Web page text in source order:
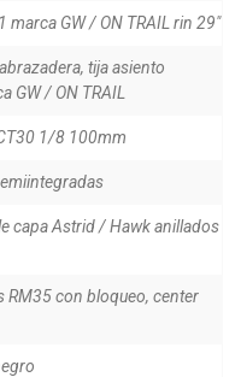
marca GW / ON TRAIL rin 29"
tija asiento
GW / ON TRAIL
1/8 100mm
capa Astrid / Hawk anillados
RM35 con bloqueo, center